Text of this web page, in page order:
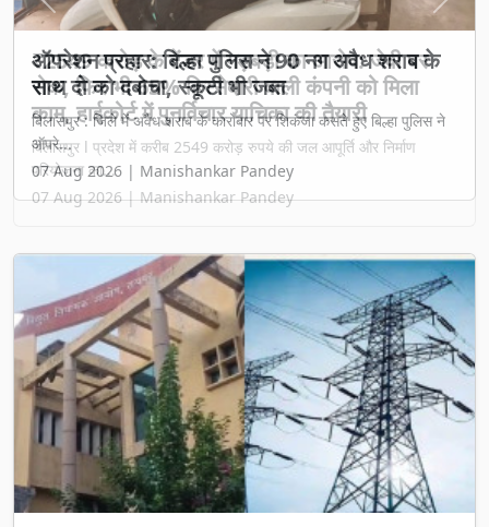
₹2549 करोड़ के टेंडर में गड़बड़ी का आरोप: जेवी पर
रोक, फिर भी 65% हिस्सेदारी वाली कंपनी को मिला
काम, हाईकोर्ट में पुनर्विचार याचिका की तैयारी
बिलासपुर l प्रदेश में करीब 2549 करोड़ रुपये की जल आपूर्ति और निर्माण
परियोजना का...
07 Aug 2026 | Manishankar Pandey
Previous Next